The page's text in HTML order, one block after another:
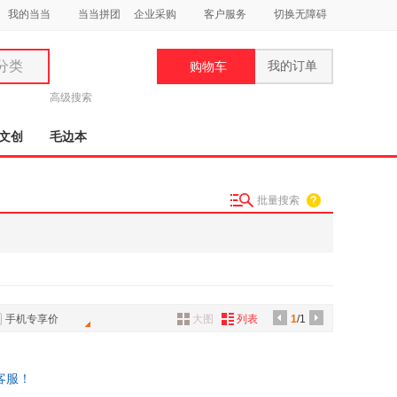
我的当当 当当拼团 企业采购 客户服务 切换无障碍
类
高级搜索
购物车 我的订单
创 毛边本
批量搜索
手机专享价 1/1
大图 列表
！